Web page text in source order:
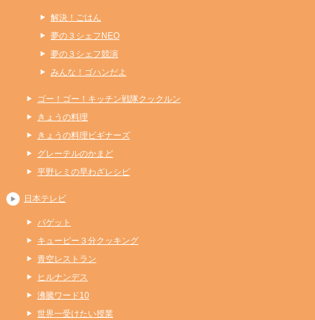
解決！ごはん
夢の３シェフNEO
夢の３シェフ競演
みんな！ゴハンだよ
ゴー！ゴー！キッチン戦隊クックルン
きょうの料理
きょうの料理ビギナーズ
グレーテルのかまど
平野レミの早わざレシピ
日本テレビ
バゲット
キューピー３分クッキング
青空レストラン
ヒルナンデス
沸騰ワード10
世界一受けたい授業